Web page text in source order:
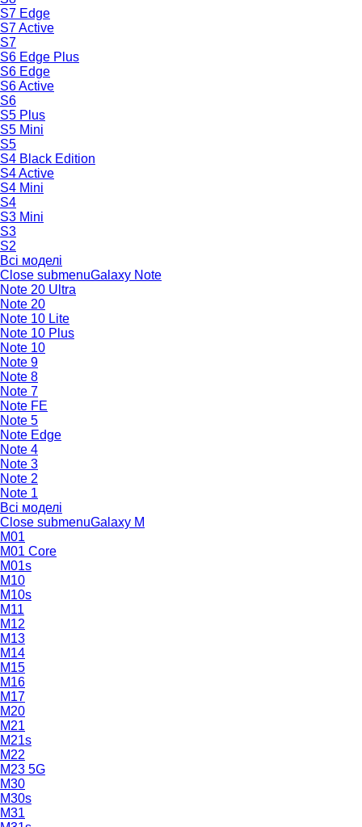
S7 Edge
S7 Active
S7
S6 Edge Plus
S6 Edge
S6 Active
S6
S5 Plus
S5 Mini
S5
S4 Black Edition
S4 Active
S4 Mini
S4
S3 Mini
S3
S2
Всі моделі
Close submenuGalaxy Note
Note 20 Ultra
Note 20
Note 10 Lite
Note 10 Plus
Note 10
Note 9
Note 8
Note 7
Note FE
Note 5
Note Edge
Note 4
Note 3
Note 2
Note 1
Всі моделі
Close submenuGalaxy M
M01
M01 Core
M01s
M10
M10s
M11
M12
M13
M14
M15
M16
M17
M20
M21
M21s
M22
M23 5G
M30
M30s
M31